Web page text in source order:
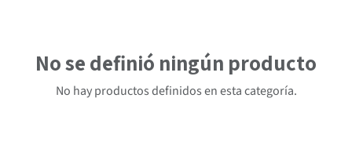
No se definió ningún producto
No hay productos definidos en esta categoría.